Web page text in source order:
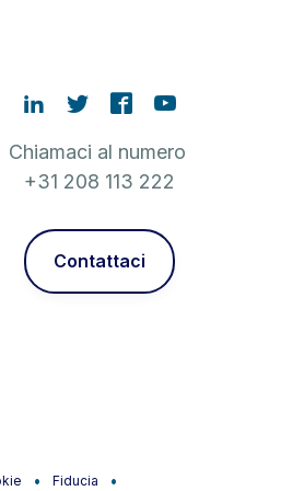
Chiamaci al numero
+31 208 113 222
Contattaci
Fiducia